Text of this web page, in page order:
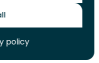
policy